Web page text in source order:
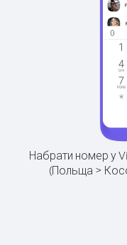
Набрати номер у
(Польща >